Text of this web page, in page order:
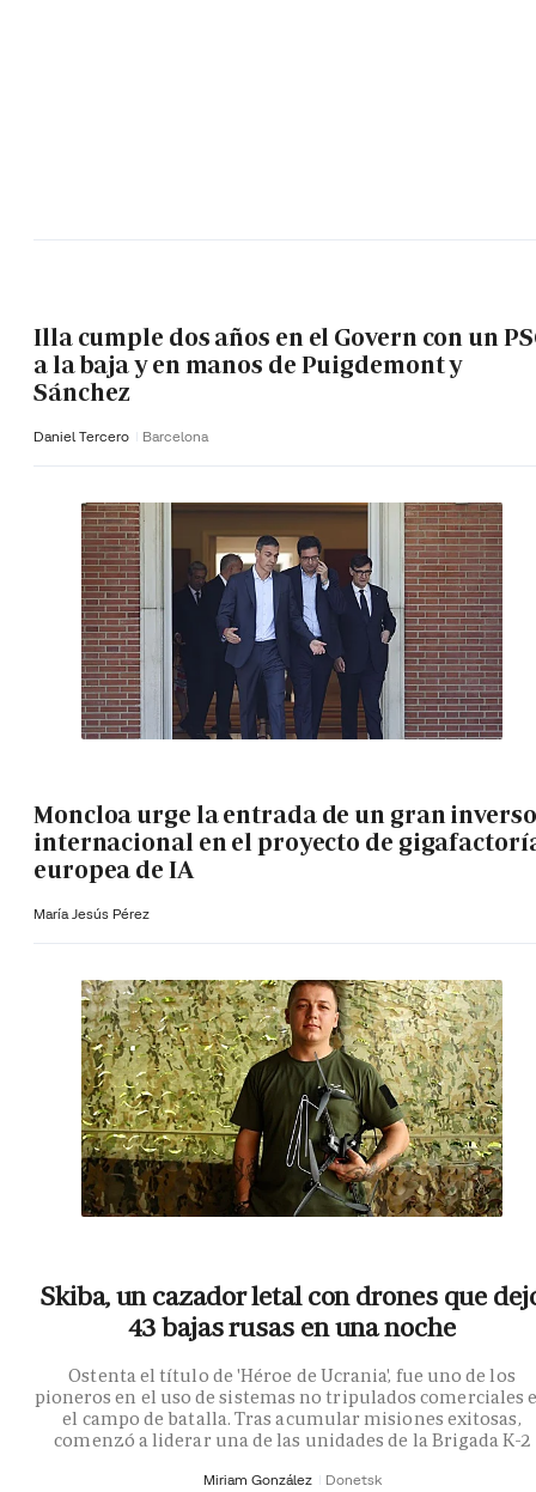
Illa cumple dos años en el Govern con un
a la baja y en manos de Puigdemont y
Sánchez
Daniel Tercero Barcelona
Moncloa urge la entrada de un gran
internacional en el proyecto de
europea de IA
María Jesús Pérez
Skiba, un cazador letal con drones que
43 bajas rusas en una noche
Ostenta el título de 'Héroe de Ucrania', fue uno de los
pioneros en el uso de sistemas no tripulados comerciales
el campo de batalla. Tras acumular misiones exitosas,
comenzó a liderar una de las unidades de la Brigada K-2
Miriam González Donetsk